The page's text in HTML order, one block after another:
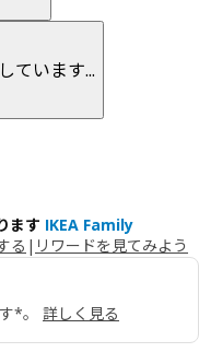
ています...
ます IKEA Family
る | リワードを見てみよう
*。
詳しく見る